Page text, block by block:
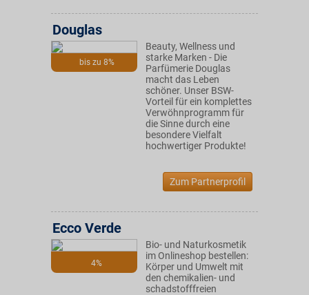
bis zu 8%
Douglas
Beauty, Wellness und
starke Marken - Die
Parfümerie Douglas
macht das Leben
schöner. Unser BSW-
Vorteil für ein komplettes
Verwöhnprogramm für
die Sinne durch eine
besondere Vielfalt
hochwertiger Produkte!
Zum Partnerprofil
4%
Ecco Verde
Bio- und Naturkosmetik
im Onlineshop bestellen:
Körper und Umwelt mit
den chemikalien- und
schadstofffreien